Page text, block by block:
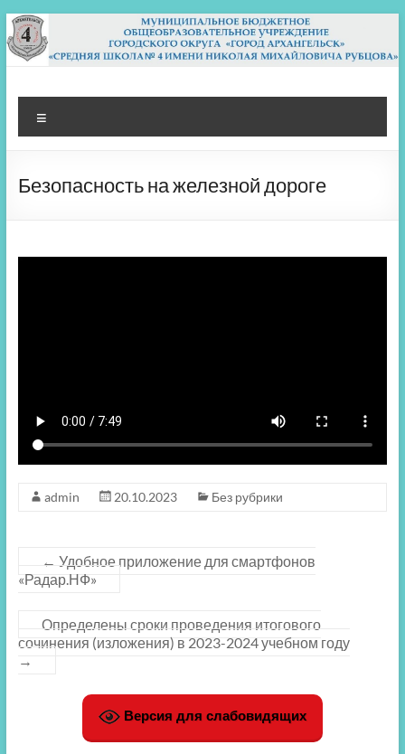
Перейти
к
содержимому
МБОУ СШ 4
Архангельск
Безопасность на железной дороге
admin 20.10.2023 Без рубрики
← Удобное приложение для смартфонов
«Радар.НФ»
Определены сроки проведения итогового
сочинения (изложения) в 2023-2024 учебном году
→
Версия для слабовидящих